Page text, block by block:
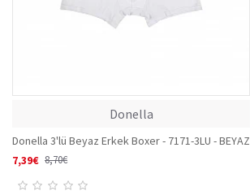
Donella
Donella 3'lü Beyaz Erkek Boxer - 7171-3LU - BEYAZ
7,39€ 8,70€